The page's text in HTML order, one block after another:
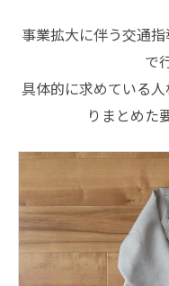
事業拡大に伴う交通
で
具体的に求めている
りまとめた